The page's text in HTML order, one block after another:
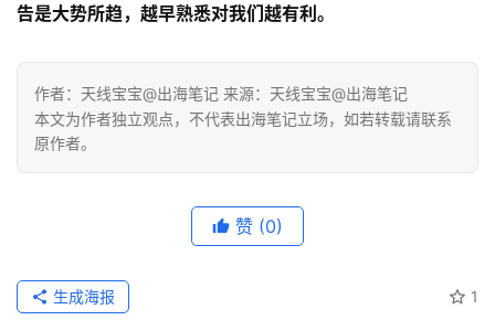
告是大势所趋，越早熟悉对我们越有利。
作者：天线宝宝@出海笔记 来源：天线宝宝@出海笔记
本文为作者独立观点，不代表出海笔记立场，如若转载请联系
原作者。
赞 (0)
1
生成海报